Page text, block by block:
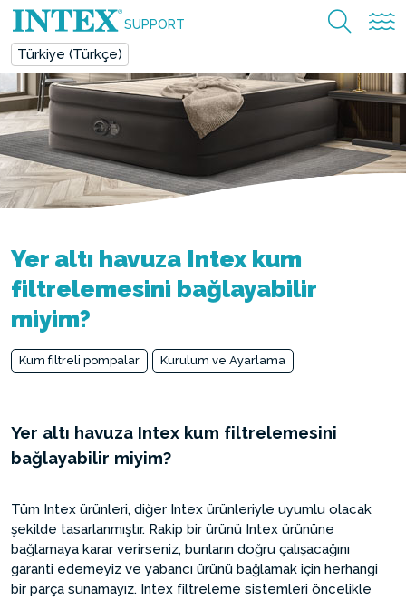
SUPPORT
Türkiye (Türkçe)
Yer altı havuza Intex kum
filtrelemesini bağlayabilir
miyim?
Kum filtreli pompalar Kurulum ve Ayarlama
Yer altı havuza Intex kum filtrelemesini
bağlayabilir miyim?
Tüm Intex ürünleri, diğer Intex ürünleriyle uyumlu olacak
şekilde tasarlanmıştır. Rakip bir ürünü Intex ürününe
bağlamaya karar verirseniz, bunların doğru çalışacağını
garanti edemeyiz ve yabancı ürünü bağlamak için herhangi
bir parça sunamayız. Intex filtreleme sistemleri öncelikle